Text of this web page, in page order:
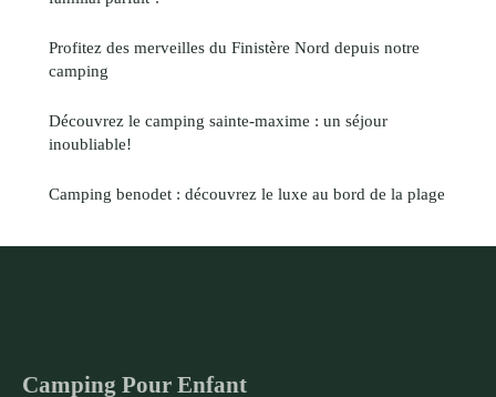
Profitez des merveilles du Finistère Nord depuis notre
camping
Découvrez le camping sainte-maxime : un séjour
inoubliable!
Camping benodet : découvrez le luxe au bord de la plage
Camping Pour Enfant